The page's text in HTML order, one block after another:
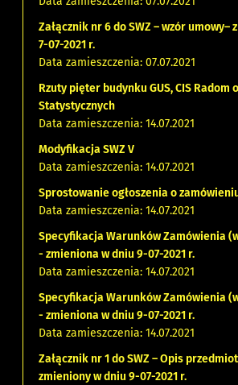
Załącznik nr 6 do SWZ – wzór umowy–
7-07-2021 r.
Data zamieszczenia: 07.07.2021
Rzuty pięter budynku GUS, CIS Radom
Statystycznych
Data zamieszczenia: 14.07.2021
Modyfikacja SWZ V
Data zamieszczenia: 14.07.2021
Sprostowanie ogłoszenia o
Data zamieszczenia: 14.07.2021
Specyfikacja Warunków Zamówienia
- zmieniona w dniu 9-07-2021 r.
Data zamieszczenia: 14.07.2021
Specyfikacja Warunków Zamówienia
- zmieniona w dniu 9-07-2021 r.
Data zamieszczenia: 14.07.2021
Załącznik nr 1 do SWZ – Opis
zmieniony w dniu 9-07-2021 r.